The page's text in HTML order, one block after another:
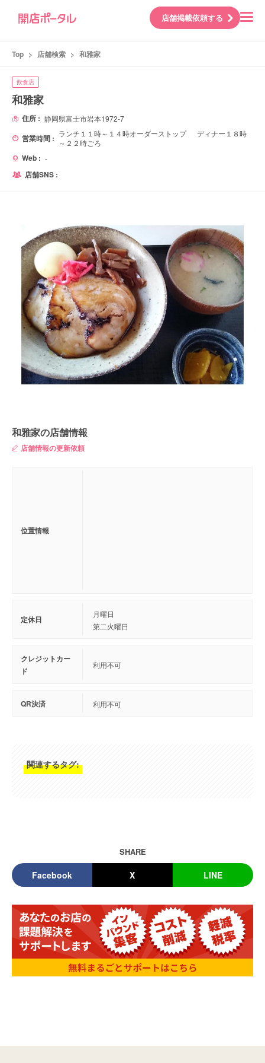
店舗掲載依頼する
Top > 店舗検索 > 和雅家
飲食店
和雅家
住所 : 静岡県富士市岩本1972-7
営業時間 : ランチ１１時～１４時オーダーストップ ディナー１８時
～２２時ごろ
Web : -
店舗SNS :
和雅家の店舗情報
店舗情報の更新依頼
位置情報
定休日
月曜日
第二火曜日
クレジットカー
ド
利用不可
QR決済 利用不可
関連するタグ:
SHARE
Facebook X LINE